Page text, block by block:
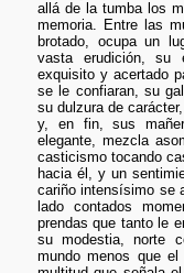
allá de la tumba los
memoria. Entre las
brotado, ocupa un
vasta erudición, su
exquisito y acertado
se le confiaran, su
su dulzura de
y, en fin, sus
elegante, mezcla
casticismo tocando
hacia él, y un
cariño intensísimo se
lado contados
prendas que tanto le
su modestia, norte
mundo menos que